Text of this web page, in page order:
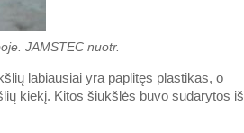
JAMSTEC nuotr.
labiausiai yra paplitęs plastikas, o
kiekį. Kitos šiukšlės buvo sudarytos iš